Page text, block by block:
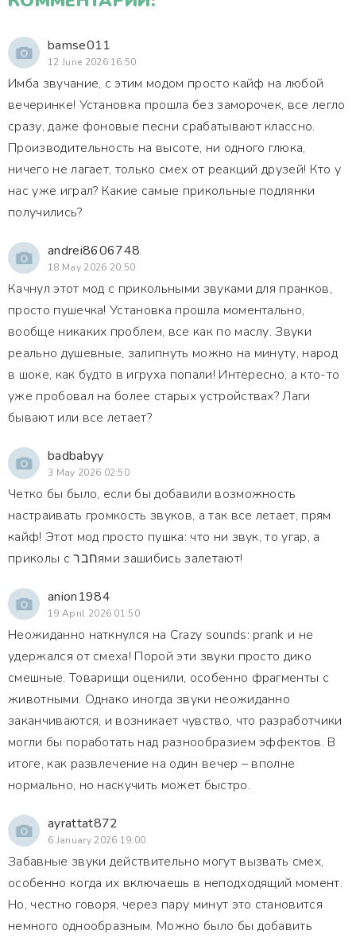
bamse011
12 June 2026 16:50
Имба звучание, с этим модом просто кайф на любой
вечеринке! Установка прошла без заморочек, все легло
сразу, даже фоновые песни срабатывают классно.
Производительность на высоте, ни одного глюка,
ничего не лагает, только смех от реакций друзей! Кто у
нас уже играл? Какие самые прикольные подлянки
получились?
andrei8606748
18 May 2026 20:50
Качнул этот мод с прикольными звуками для пранков,
просто пушечка! Установка прошла моментально,
вообще никаких проблем, все как по маслу. Звуки
реально душевные, залипнуть можно на минуту, народ
в шоке, как будто в игруха попали! Интересно, а кто-то
уже пробовал на более старых устройствах? Лаги
бывают или все летает?
badbabyy
3 May 2026 02:50
Четко бы было, если бы добавили возможность
настраивать громкость звуков, а так все летает, прям
кайф! Этот мод просто пушка: что ни звук, то угар, а
приколы с חברями зашибись залетают!
anion1984
19 April 2026 01:50
Неожиданно наткнулся на Crazy sounds: prank и не
удержался от смеха! Порой эти звуки просто дико
смешные. Товарищи оценили, особенно фрагменты с
животными. Однако иногда звуки неожиданно
заканчиваются, и возникает чувство, что разработчики
могли бы поработать над разнообразием эффектов. В
итоге, как развлечение на один вечер – вполне
нормально, но наскучить может быстро.
ayrattat872
6 January 2026 19:00
Забавные звуки действительно могут вызвать смех,
особенно когда их включаешь в неподходящий момент.
Но, честно говоря, через пару минут это становится
немного однообразным. Можно было бы добавить